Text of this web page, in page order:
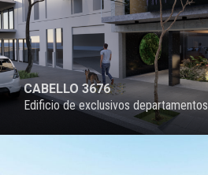
CABELLO 3676
Edificio de exclusivos departamentos